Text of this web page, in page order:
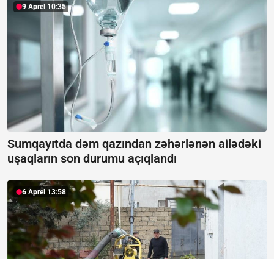
9 Aprel 10:35
Sumqayıtda dəm qazından zəhərlənən ailədəki
uşaqların son durumu açıqlandı
6 Aprel 13:58